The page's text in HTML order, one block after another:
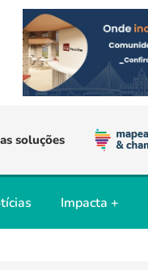
soluções
Impacta +